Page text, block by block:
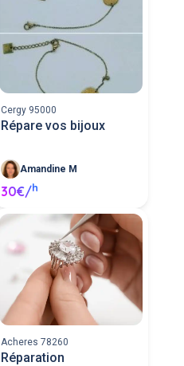
Cergy 95000
Répare vos bijoux
Amandine M
30€/h
Acheres 78260
Réparation